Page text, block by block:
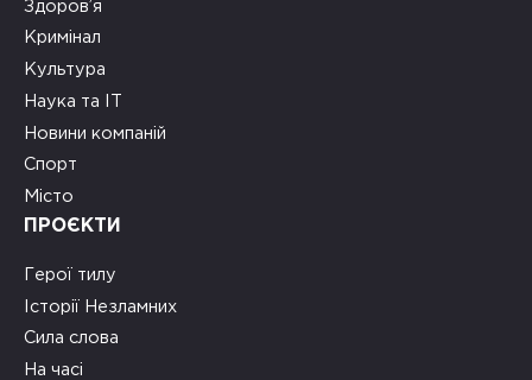
Здоров’я
Кримінал
Культура
Наука та ІТ
Новини компаній
Спорт
Місто
ПРОЄКТИ
Герої тилу
Історії Незламних
Сила слова
На часі